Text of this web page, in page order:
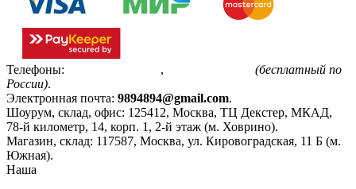
Телефоны: ,
(бесплатный по
России).
Электронная почта: 9894894@gmail.com.
Шоурум, склад, офис: 125412, Москва, ТЦ Декстер, МКАД,
78-й километр, 14, корп. 1, 2-й этаж (м. Ховрино).
Магазин, склад: 117587, Москва, ул. Кировоградская, 11 Б (м.
Южная).
Наша